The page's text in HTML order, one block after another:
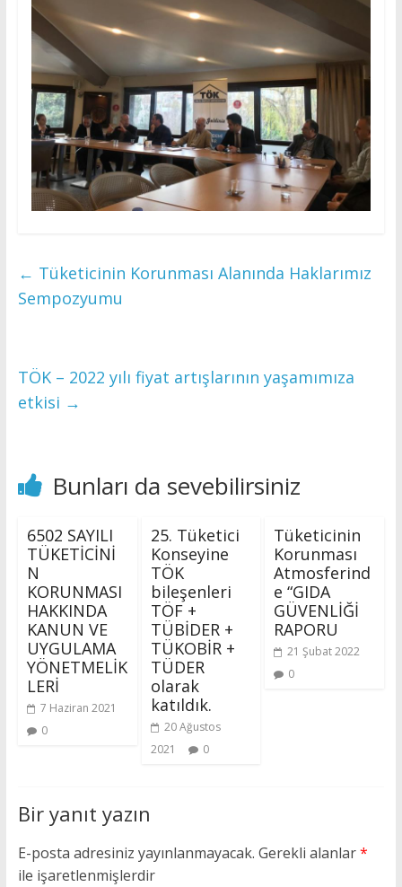
← Tüketicinin Korunması Alanında Haklarımız
Sempozyumu
TÖK – 2022 yılı fiyat artışlarının yaşamımıza
etkisi →
Bunları da sevebilirsiniz
6502 SAYILI
TÜKETİCİNİ
N
KORUNMASI
HAKKINDA
KANUN VE
UYGULAMA
YÖNETMELİK
LERİ
7 Haziran 2021
0
25. Tüketici
Konseyine
TÖK
bileşenleri
TÖF +
TÜBİDER +
TÜKOBİR +
TÜDER
olarak
katıldık.
20 Ağustos
2021
0
Tüketicinin
Korunması
Atmosferind
e “GIDA
GÜVENLİĞİ
RAPORU
21 Şubat 2022
0
Bir yanıt yazın
E-posta adresiniz yayınlanmayacak. Gerekli alanlar*
ile işaretlenmişlerdir